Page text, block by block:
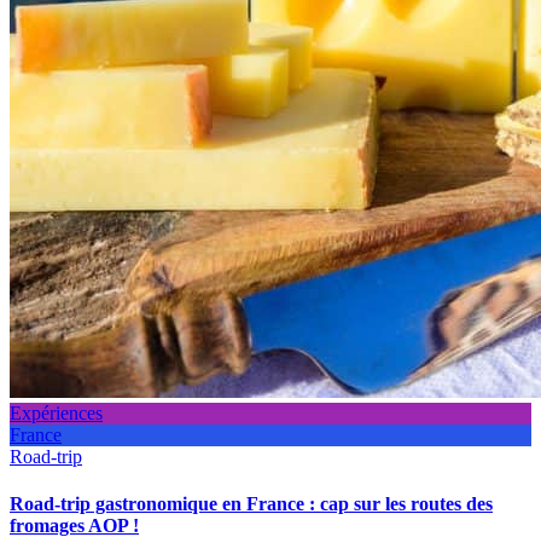
Expériences
France
Road-trip
Road-trip gastronomique en France : cap sur les routes des
fromages AOP !